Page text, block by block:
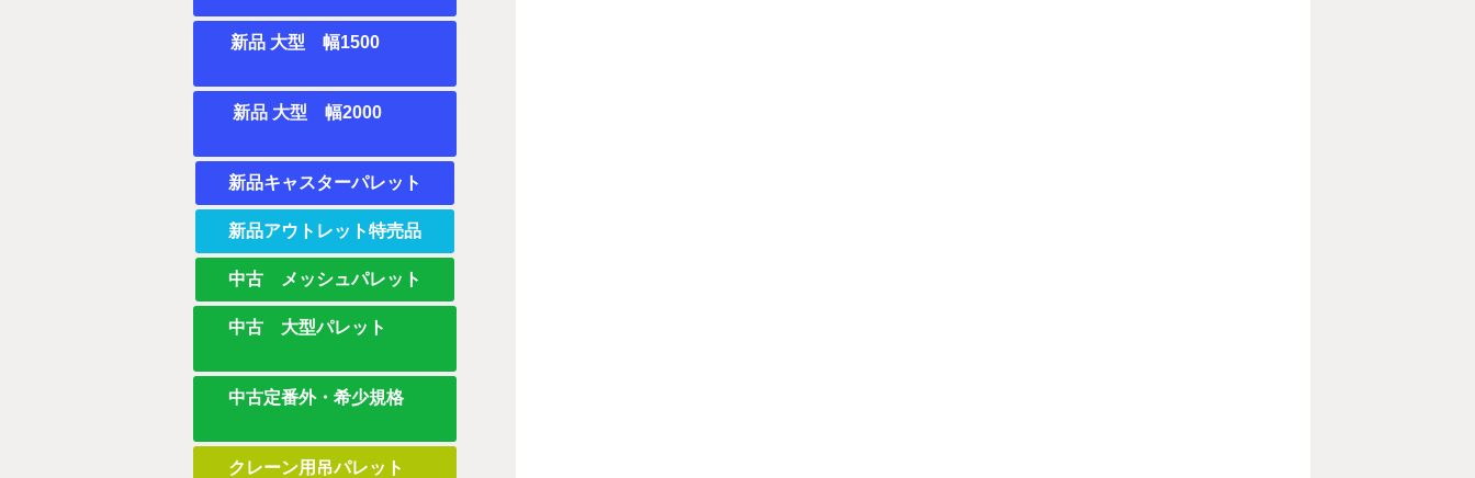
新品 大型 幅1500
新品 大型 幅2000
新品キャスターパレット
新品アウトレット特売品
中古 メッシュパレット
中古 大型パレット
中古定番外・希少規格
クレーン用吊パレット